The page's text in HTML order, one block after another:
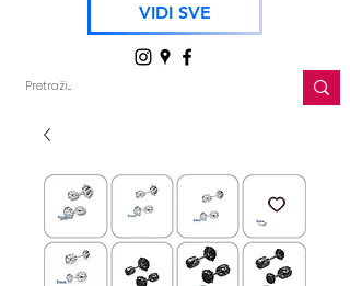
VIDI SVE